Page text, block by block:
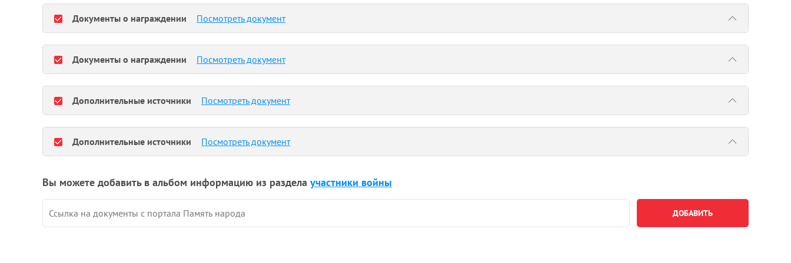
Документы о награждении Посмотреть документ
Документы о награждении Посмотреть документ
Дополнительные источники Посмотреть документ
Дополнительные источники Посмотреть документ
Вы можете добавить в альбом информацию из раздела участники войны